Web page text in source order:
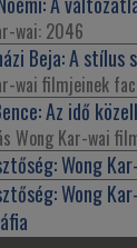
wai: 2046
Beja:A stílus
wai filmjeinek
Az idő
Wong Kar-wai
Wong
Wong